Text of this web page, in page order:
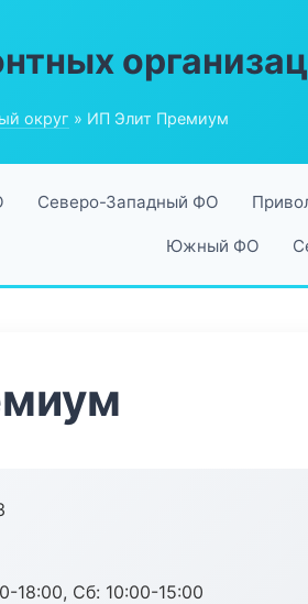
округ » ИП Элит Премиум
Северо-Западный ФО
Южный ФО
18:00, Сб: 10:00-15:00